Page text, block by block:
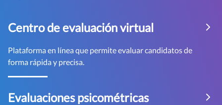
Centro de evaluación virtual
Plataforma en línea que permite evaluar candidatos de
forma rápida y precisa.
Evaluaciones psicométricas